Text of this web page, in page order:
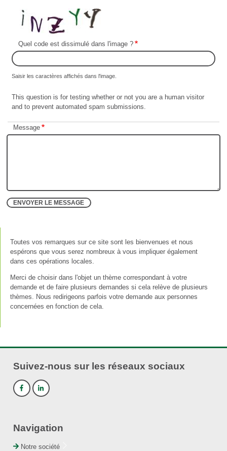
Quel code est dissimulé dans l'image ?
Saisir les caractères affichés dans l'image.
This question is for testing whether or not you are a human visitor
and to prevent automated spam submissions.
Message
Toutes vos remarques sur ce site sont les bienvenues et nous
espérons que vous serez nombreux à vous impliquer également
dans ces opérations locales.
Merci de choisir dans l'objet un thème correspondant à votre
demande et de faire plusieurs demandes si cela relève de plusieurs
thèmes. Nous redirigeons parfois votre demande aux personnes
concernées en fonction de cela.
Suivez-nous sur les réseaux sociaux
Navigation
Notre société